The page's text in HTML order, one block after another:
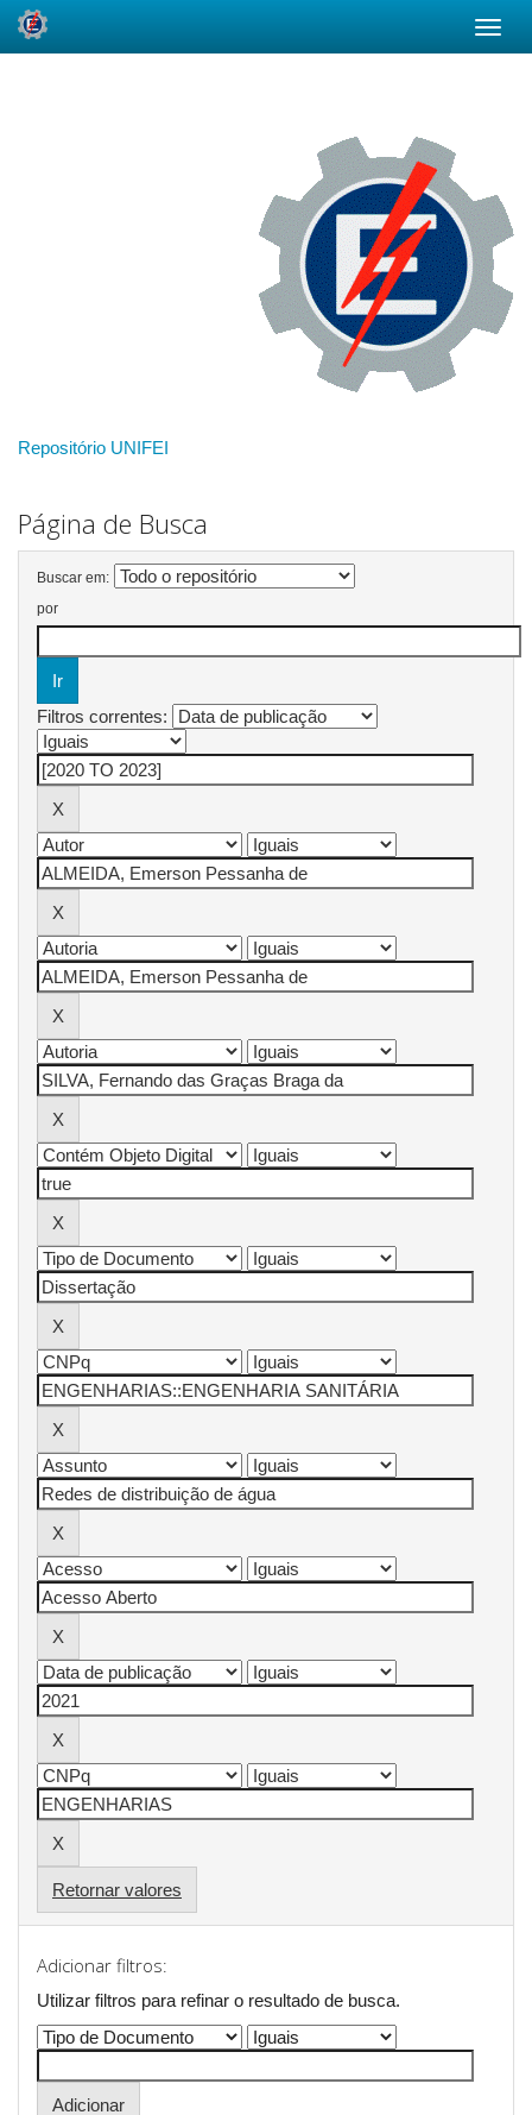
Repositório UNIFEI
Página de Busca
Buscar em:
por
Filtros correntes:
Retornar valores
Adicionar filtros:
Utilizar filtros para refinar o resultado de busca.